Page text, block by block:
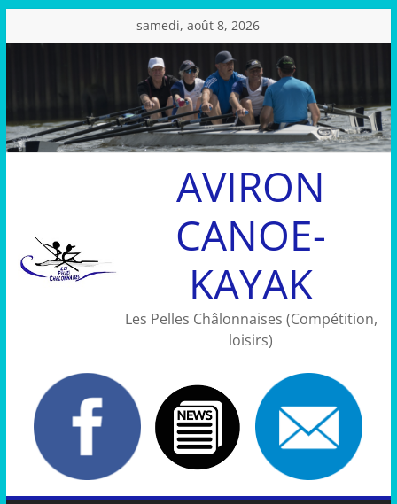
au
samedi, août 8, 2026
AVIRON
CANOE-
KAYAK
Les Pelles Châlonnaises (Compétition,
loisirs)